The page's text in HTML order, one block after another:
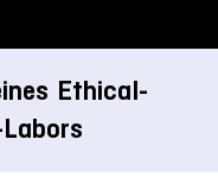
Ethical-